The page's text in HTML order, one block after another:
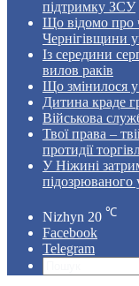
підтримку ЗСУ
Що відомо про
Чернігівщини
Із середини
вилов раків
Що змінилося
Дитина краде
Військова
Твої права –
протидії
У Ніжині
підозрюваного
Nizhyn 20 ℃
Facebook
Telegram